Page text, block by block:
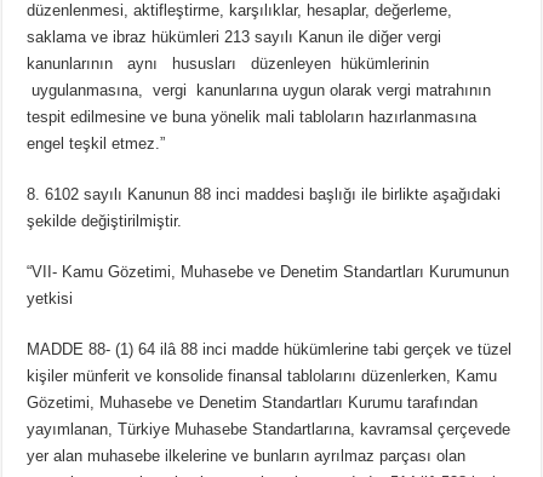
düzenlenmesi, aktifleştirme, karşılıklar, hesaplar, değerleme,
saklama ve ibraz hükümleri 213 sayılı Kanun ile diğer vergi
kanunlarının aynı hususları düzenleyen hükümlerinin
uygulanmasına, vergi kanunlarına uygun olarak vergi matrahının
tespit edilmesine ve buna yönelik mali tabloların hazırlanmasına
engel teşkil etmez.”
8. 6102 sayılı Kanunun 88 inci maddesi başlığı ile birlikte aşağıdaki
şekilde değiştirilmiştir.
“VII- Kamu Gözetimi, Muhasebe ve Denetim Standartları Kurumunun
yetkisi
MADDE 88- (1) 64 ilâ 88 inci madde hükümlerine tabi gerçek ve tüzel
kişiler münferit ve konsolide finansal tablolarını düzenlerken, Kamu
Gözetimi, Muhasebe ve Denetim Standartları Kurumu tarafından
yayımlanan, Türkiye Muhasebe Standartlarına, kavramsal çerçevede
yer alan muhasebe ilkelerine ve bunların ayrılmaz parçası olan